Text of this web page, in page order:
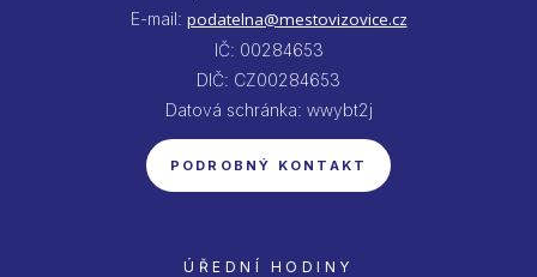
E-mail: podatelna@mestovizovice.cz
IČ: 00284653
DIČ: CZ00284653
Datová schránka: wwybt2j
PODROBNÝ KONTAKT
ÚŘEDNÍ HODINY